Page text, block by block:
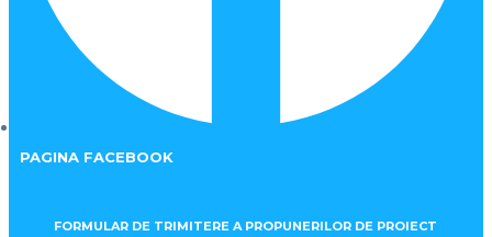
PAGINA FACEBOOK
FORMULAR DE TRIMITERE A PROPUNERILOR DE PROIECT